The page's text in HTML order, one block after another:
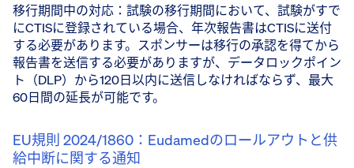
移行期間中の対応：試験の移行期間において、試験がすで
にCTISに登録されている場合、年次報告書はCTISに送付
する必要があります。スポンサーは移行の承認を得てから
報告書を送信する必要がありますが、データロックポイン
ト（DLP）から120日以内に送信しなければならず、最大
60日間の延長が可能です。
EU規則 2024/1860：Eudamedのロールアウトと供
給中断に関する通知